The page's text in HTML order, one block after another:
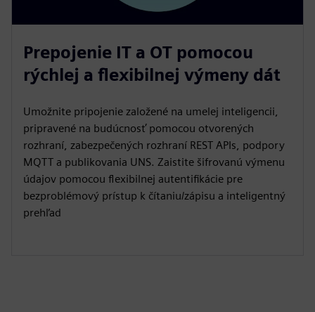
Prepojenie IT a OT pomocou
rýchlej a flexibilnej výmeny dát
Umožnite pripojenie založené na umelej inteligencii,
pripravené na budúcnosť pomocou otvorených
rozhraní, zabezpečených rozhraní REST APIs, podpory
MQTT a publikovania UNS. Zaistite šifrovanú výmenu
údajov pomocou flexibilnej autentifikácie pre
bezproblémový prístup k čítaniu/zápisu a inteligentný
prehľad